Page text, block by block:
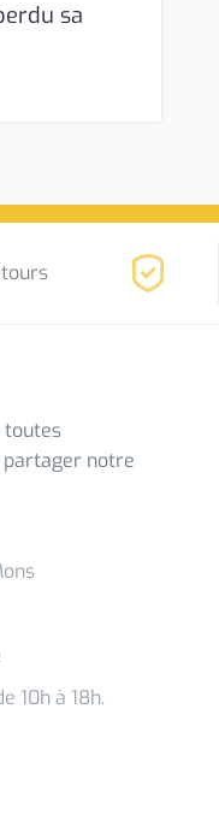
sa
toutes
partager notre
10h à 18h.